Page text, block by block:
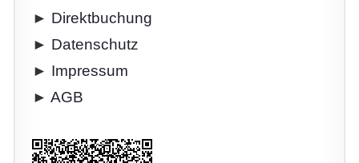
► Direktbuchung
► Datenschutz
► Impressum
► AGB